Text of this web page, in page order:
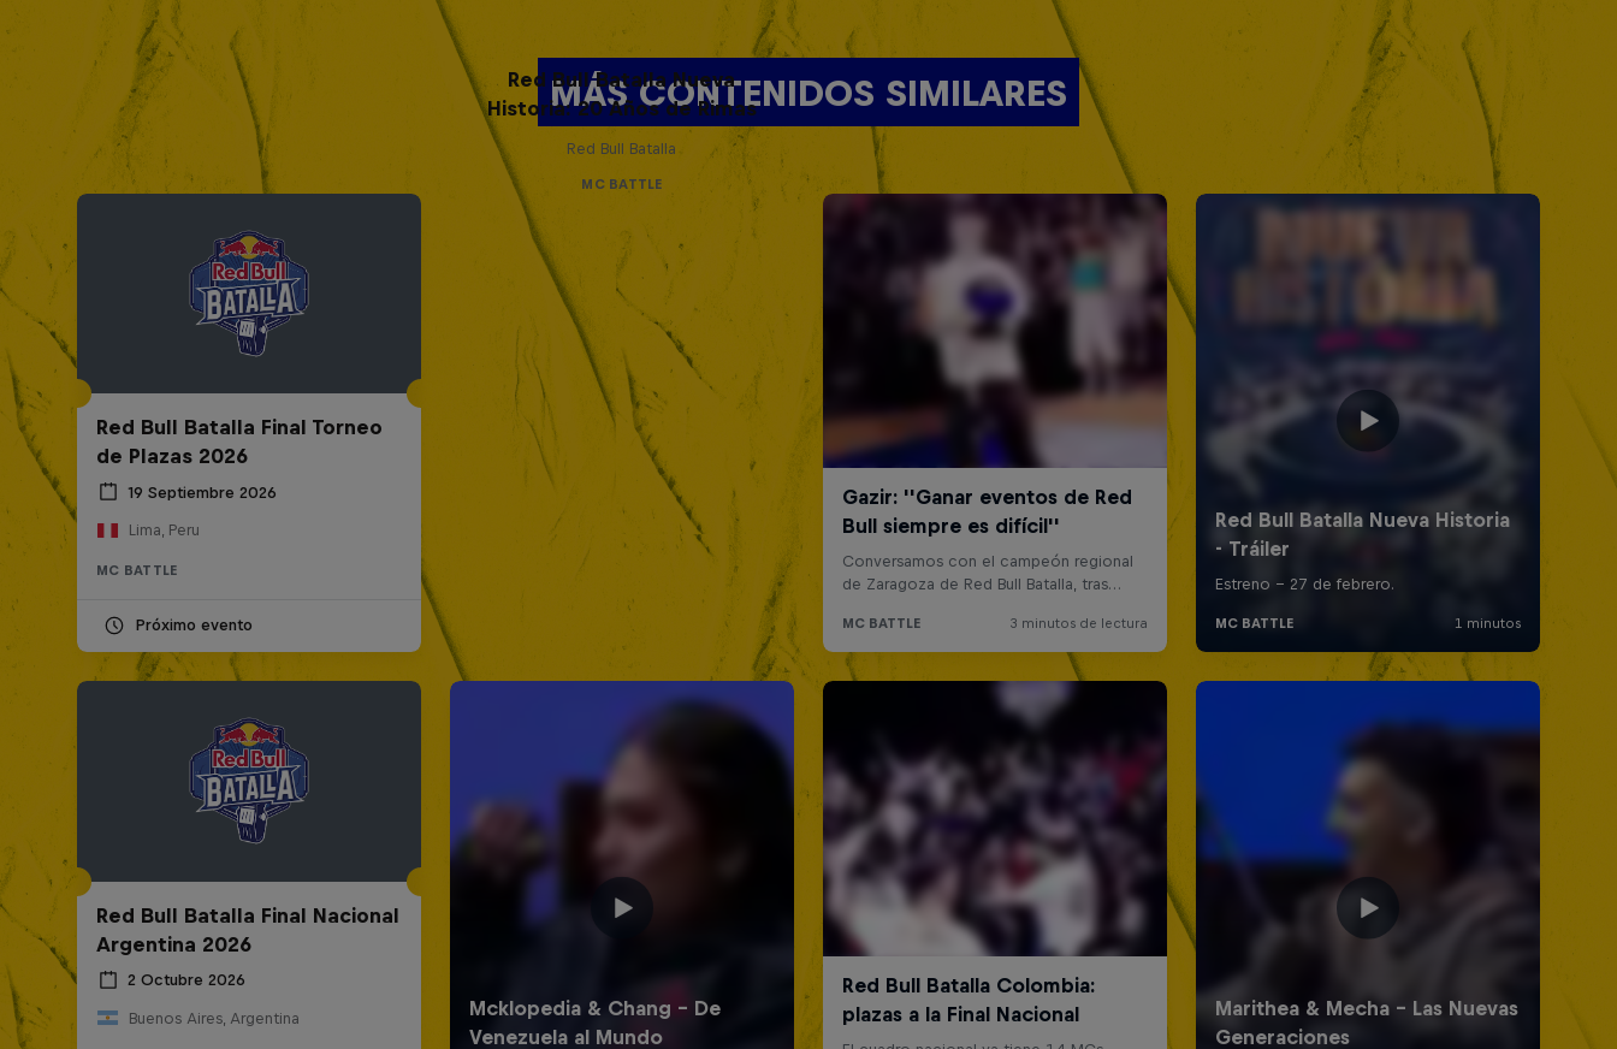
MÁS CONTENIDOS SIMILARES
Red Bull Batalla Final Torneo
de Plazas 2026
19 Septiembre 2026
Lima, Peru
MC BATTLE
Próximo evento
Red Bull Batalla Nueva
Historia: 20 Años de Rimas
Red Bull Batalla
MC BATTLE
Red Bull Batalla Final Nacional
Argentina 2026
2 Octubre 2026
Buenos Aires, Argentina